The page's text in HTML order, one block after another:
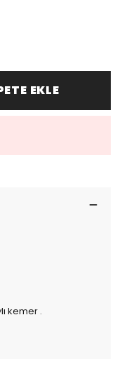
EKLE
kemer .